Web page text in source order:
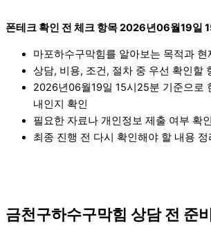
폰테크 확인 전 체크 항목 2026년06월19일
마포하수구막힘를 알아보는 목적과 현
상담, 비용, 조건, 절차 중 우선 확인할
2026년06월19일 15시25분 기준으로
내인지 확인
필요한 자료나 개인정보 제출 여부 확인
최종 진행 전 다시 확인해야 할 내용 정
금천구하수구막힘 상담 전 준